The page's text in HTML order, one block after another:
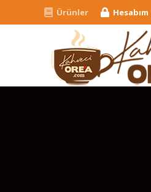
Ürünler Hesabım